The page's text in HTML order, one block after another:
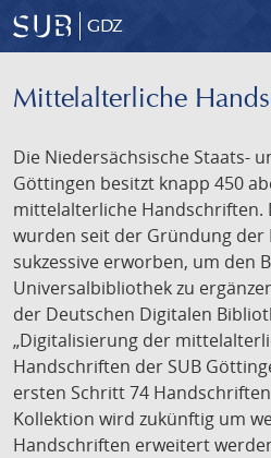
GDZ
Mittelalterliche
Die Niedersächsische Staats-
Göttingen besitzt knapp 450
mittelalterliche Handschriften.
wurden seit der Gründung der
sukzessive erworben, um den
Universalbibliothek zu
der Deutschen Digitalen
„Digitalisierung der
Handschriften der SUB
ersten Schritt 74
Kollektion wird zukünftig um
Handschriften erweitert